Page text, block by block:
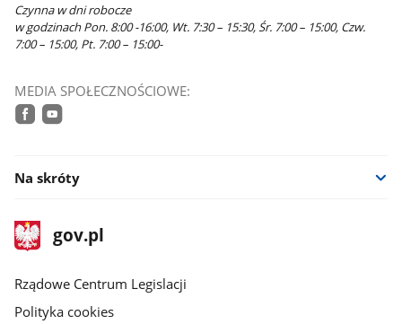
Czynna w dni robocze
w godzinach Pon. 8:00 -16:00, Wt. 7:30 – 15:30, Śr. 7:00 – 15:00, Czw.
7:00 – 15:00, Pt. 7:00 – 15:00-
MEDIA SPOŁECZNOŚCIOWE:
Na skróty
stopka
gov.plStrona
gov.pl
Rządowe Centrum Legislacji
Polityka cookies